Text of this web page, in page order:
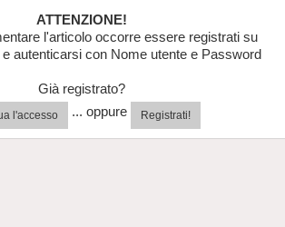
ATTENZIONE!
l'articolo occorre essere registrati su
e autenticarsi con Nome utente e Password
Già registrato?
l'accesso ... oppure Registrati!